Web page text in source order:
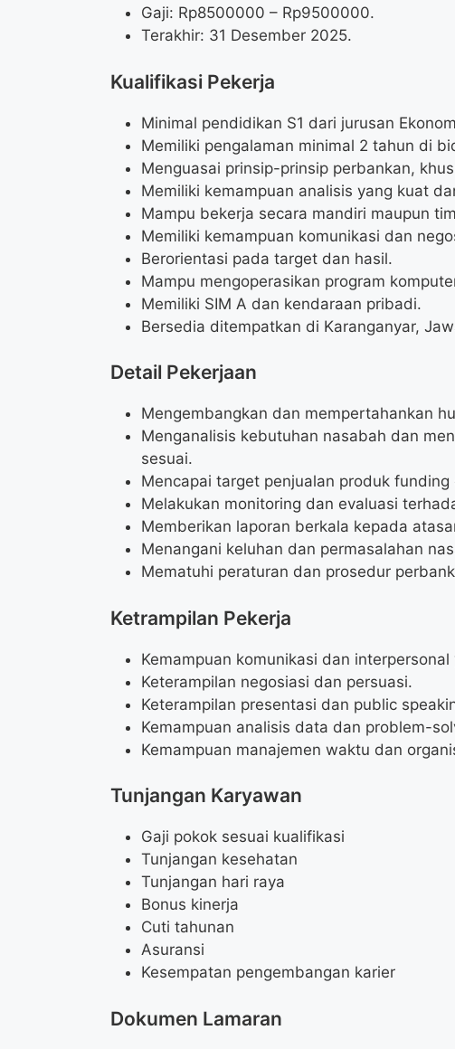
Gaji: Rp8500000 – Rp9500000.
Terakhir: 31 Desember 2025.
Kualifikasi Pekerja
Minimal pendidikan S1 dari jurusan
Memiliki pengalaman minimal 2 tahun di
Menguasai prinsip-prinsip perbankan,
Memiliki kemampuan analisis yang kuat
Mampu bekerja secara mandiri maupun
Memiliki kemampuan komunikasi dan
Berorientasi pada target dan hasil.
Mampu mengoperasikan program
Memiliki SIM A dan kendaraan pribadi.
Bersedia ditempatkan di Karanganyar,
Detail Pekerjaan
Mengembangkan dan mempertahankan
Menganalisis kebutuhan nasabah dan
sesuai.
Mencapai target penjualan produk
Melakukan monitoring dan evaluasi
Memberikan laporan berkala kepada
Menangani keluhan dan permasalahan
Mematuhi peraturan dan prosedur
Ketrampilan Pekerja
Kemampuan komunikasi dan interpersonal
Keterampilan negosiasi dan persuasi.
Keterampilan presentasi dan public
Kemampuan analisis data dan problem-
Kemampuan manajemen waktu dan
Tunjangan Karyawan
Gaji pokok sesuai kualifikasi
Tunjangan kesehatan
Tunjangan hari raya
Bonus kinerja
Cuti tahunan
Asuransi
Kesempatan pengembangan karier
Dokumen Lamaran